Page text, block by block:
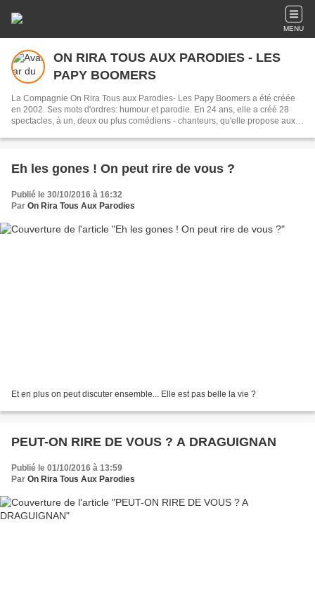
MENU
ON RIRA TOUS AUX PARODIES - LES
PAPY BOOMERS
La Compagnie On Rira Tous aux Parodies- Les Papy Boomers a été créée
en 2002. Ses mots d'ordres: humour et parodie. En 24 ans, elle a créé 28
spectacles, à un, deux ou plus comédiens - chanteurs, qu'elle propose aux
également à l'occasion de festivals de théâtre, de chanson, d'humour.
Eh les gones ! On peut rire de vous ?
Publié le 30/10/2016 à 16:32
Par On Rira Tous Aux Parodies
Et en plus on peut discuter ensemble... Elle est pas belle la vie ?
PEUT-ON RIRE DE VOUS ? A DRAGUIGNAN
Publié le 01/10/2016 à 13:59
Par On Rira Tous Aux Parodies